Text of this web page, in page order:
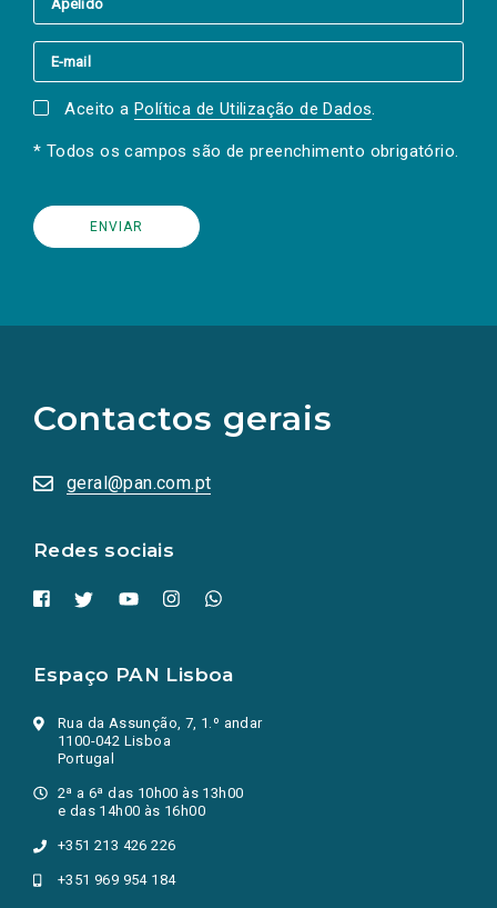
Aceito a Política de Utilização de Dados.
* Todos os campos são de preenchimento obrigatório.
Contactos gerais
geral@pan.com.pt
Redes sociais
redes
sociais
numa
nova
Espaço PAN Lisboa
Rua da Assunção, 7, 1.º andar
1100-042 Lisboa
Portugal
2ª a 6ª das 10h00 às 13h00
e das 14h00 às 16h00
+351 213 426 226
+351 969 954 184